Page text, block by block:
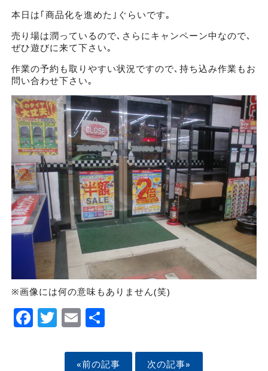
本日は｢商品化を進めた｣ぐらいです｡
売り場は潤っているので､さらにキャンペーン中なので､
ぜひ遊びに来て下さい｡
作業の予約も取りやすい状況ですので､持ち込み作業もお
問い合わせ下さい｡
※画像には何の意味もありません(笑)
Facebook
Twitter
EmailShare
«前の記事 次の記事»